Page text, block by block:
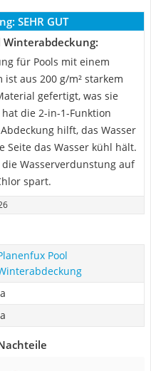
SEHR GUT
Winterabdeckung:
für Pools mit einem
ist aus 200 g/m² starkem
gefertigt, was sie
die 2-in-1-Funktion
hilft, das Wasser
Seite das Wasser kühl hält.
Wasserverdunstung auf
spart.
Pool